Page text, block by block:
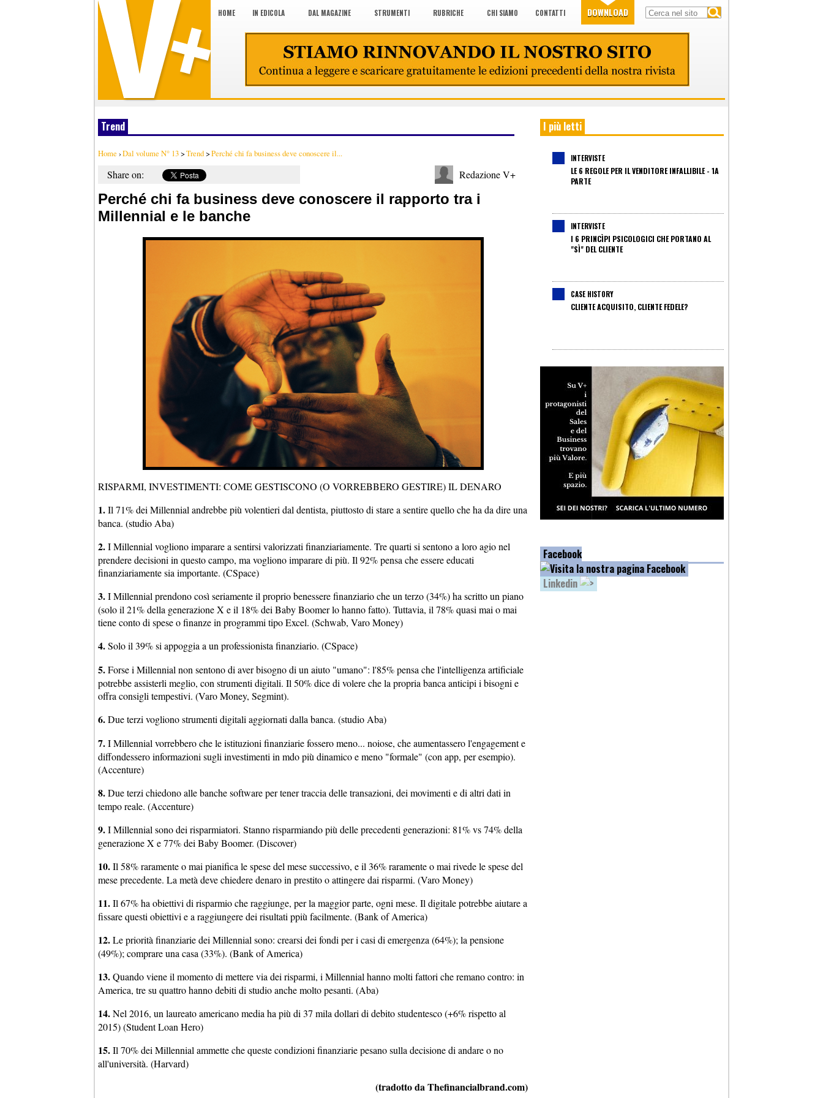
HOME IN EDICOLA DAL MAGAZINE STRUMENTI RUBRICHE CHI SIAMO CONTATTI DOWNLOAD
Trend
Home ›Dal volume N° 13>Trend>Perché chi fa business deve conoscere il...
Share on: Redazione V+
Perché chi fa business deve conoscere il rapporto tra i
Millennial e le banche
RISPARMI, INVESTIMENTI: COME GESTISCONO (O VORREBBERO GESTIRE) IL DENARO
1.Il 71% dei Millennial andrebbe più volentieri dal dentista, piuttosto di stare a sentire quello che ha da dire una
banca. (studio Aba)
2.I Millennial vogliono imparare a sentirsi valorizzati finanziariamente. Tre quarti si sentono a loro agio nel
prendere decisioni in questo campo, ma vogliono imparare di più. Il 92% pensa che essere educati
finanziariamente sia importante. (CSpace)
3.I Millennial prendono così seriamente il proprio benessere finanziario che un terzo (34%) ha scritto un piano
(solo il 21% della generazione X e il 18% dei Baby Boomer lo hanno fatto). Tuttavia, il 78% quasi mai o mai
tiene conto di spese o finanze in programmi tipo Excel. (Schwab, Varo Money)
4.Solo il 39% si appoggia a un professionista finanziario. (CSpace)
5.Forse i Millennial non sentono di aver bisogno di un aiuto "umano": l'85% pensa che l'intelligenza artificiale
potrebbe assisterli meglio, con strumenti digitali. Il 50% dice di volere che la propria banca anticipi i bisogni e
offra consigli tempestivi. (Varo Money, Segmint).
6.Due terzi vogliono strumenti digitali aggiornati dalla banca. (studio Aba)
7.I Millennial vorrebbero che le istituzioni finanziarie fossero meno... noiose, che aumentassero l'engagement e
diffondessero informazioni sugli investimenti in mdo più dinamico e meno "formale" (con app, per esempio).
(Accenture)
8.Due terzi chiedono alle banche software per tener traccia delle transazioni, dei movimenti e di altri dati in
tempo reale. (Accenture)
9.I Millennial sono dei risparmiatori. Stanno risparmiando più delle precedenti generazioni: 81% vs 74% della
generazione X e 77% dei Baby Boomer. (Discover)
10.Il 58% raramente o mai pianifica le spese del mese successivo, e il 36% raramente o mai rivede le spese del
mese precedente. La metà deve chiedere denaro in prestito o attingere dai risparmi. (Varo Money)
11.Il 67% ha obiettivi di risparmio che raggiunge, per la maggior parte, ogni mese. Il digitale potrebbe aiutare a
fissare questi obiettivi e a raggiungere dei risultati ppiù facilmente. (Bank of America)
12.Le priorità finanziarie dei Millennial sono: crearsi dei fondi per i casi di emergenza (64%); la pensione
(49%); comprare una casa (33%). (Bank of America)
13.Quando viene il momento di mettere via dei risparmi, i Millennial hanno molti fattori che remano contro: in
America, tre su quattro hanno debiti di studio anche molto pesanti. (Aba)
14.Nel 2016, un laureato americano media ha più di 37 mila dollari di debito studentesco (+6% rispetto al
2015) (Student Loan Hero)
15.Il 70% dei Millennial ammette che queste condizioni finanziarie pesano sulla decisione di andare o no
all'università. (Harvard)
(tradotto da Thefinancialbrand.com)
I più letti
INTERVISTE
LE 6 REGOLE PER IL VENDITORE INFALLIBILE - 1A
PARTE
INTERVISTE
I 6 PRINCÌPI PSICOLOGICI CHE PORTANO AL
"SÌ" DEL CLIENTE
CASE HISTORY
CLIENTE ACQUISITO, CLIENTE FEDELE?
Facebook
Linkedin